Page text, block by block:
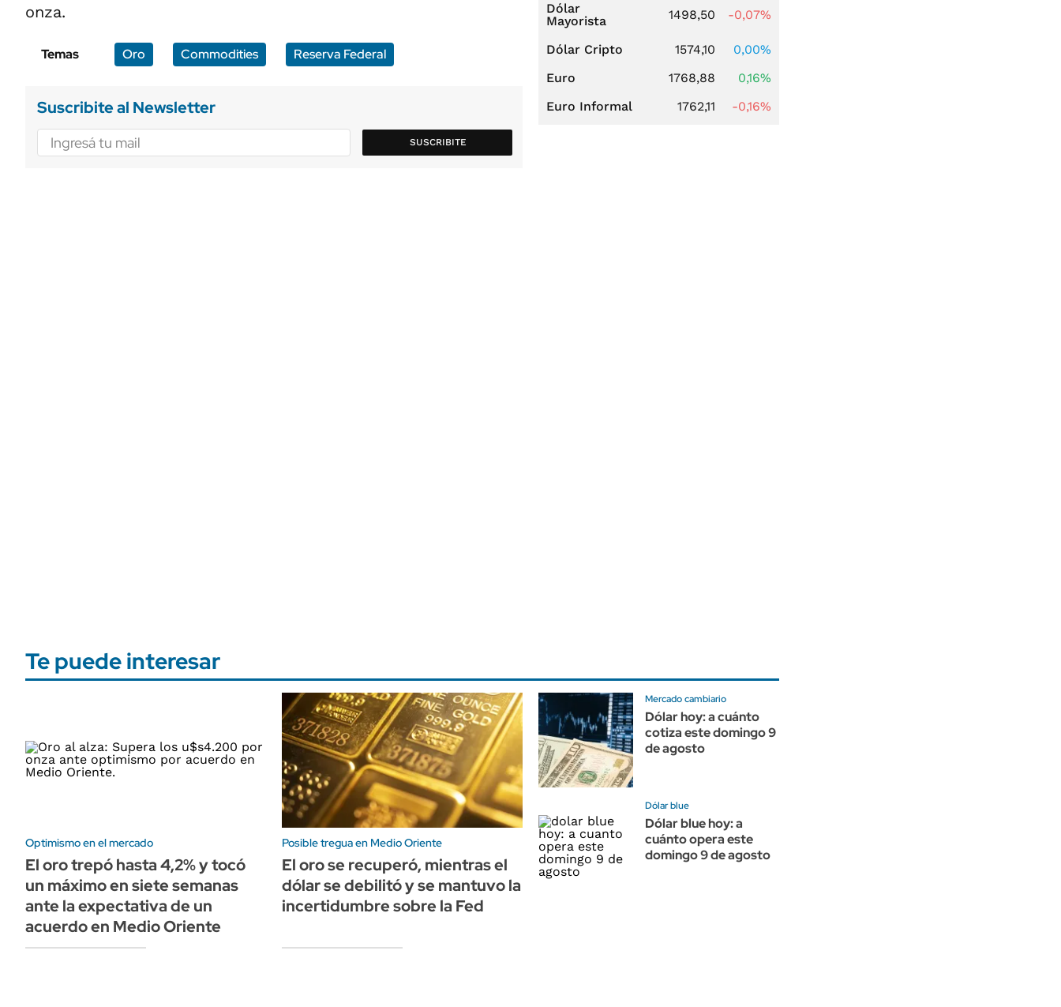
onza.
Temas Oro Commodities Reserva Federal
Suscribite al Newsletter
SUSCRIBITE
Dólar
Mayorista
1498,50 -0,07%
Dólar Cripto 1574,10
0,00%
Euro
1768,88
0,16%
Euro Informal
1762,11 -0,16%
Te puede interesar
Optimismo en el mercado
El oro trepó hasta 4,2% y tocó
un máximo en siete semanas
ante la expectativa de un
acuerdo en Medio Oriente
Posible tregua en Medio Oriente
El oro se recuperó, mientras el
dólar se debilitó y se mantuvo la
incertidumbre sobre la Fed
Mercado cambiario
Dólar hoy: a cuánto
cotiza este domingo 9
de agosto
Dólar blue
Dólar blue hoy: a
cuánto opera este
domingo 9 de agosto